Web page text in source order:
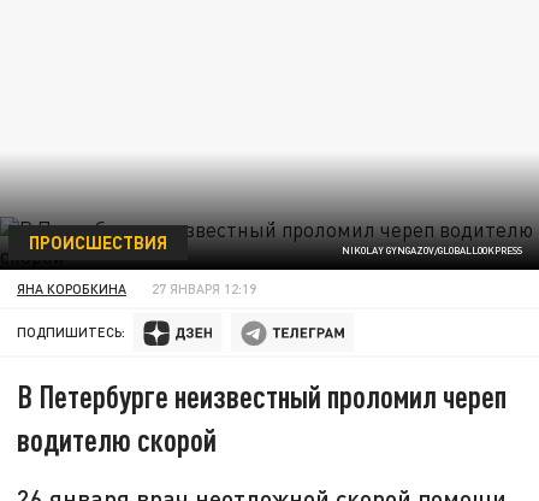
NIKOLAY GYNGAZOV/GLOBALLOOKPRESS
ПРОИСШЕСТВИЯ
ЯНА КОРОБКИНА 27 ЯНВАРЯ 12:19
ПОДПИШИТЕСЬ:
В Петербурге неизвестный проломил череп
водителю скорой